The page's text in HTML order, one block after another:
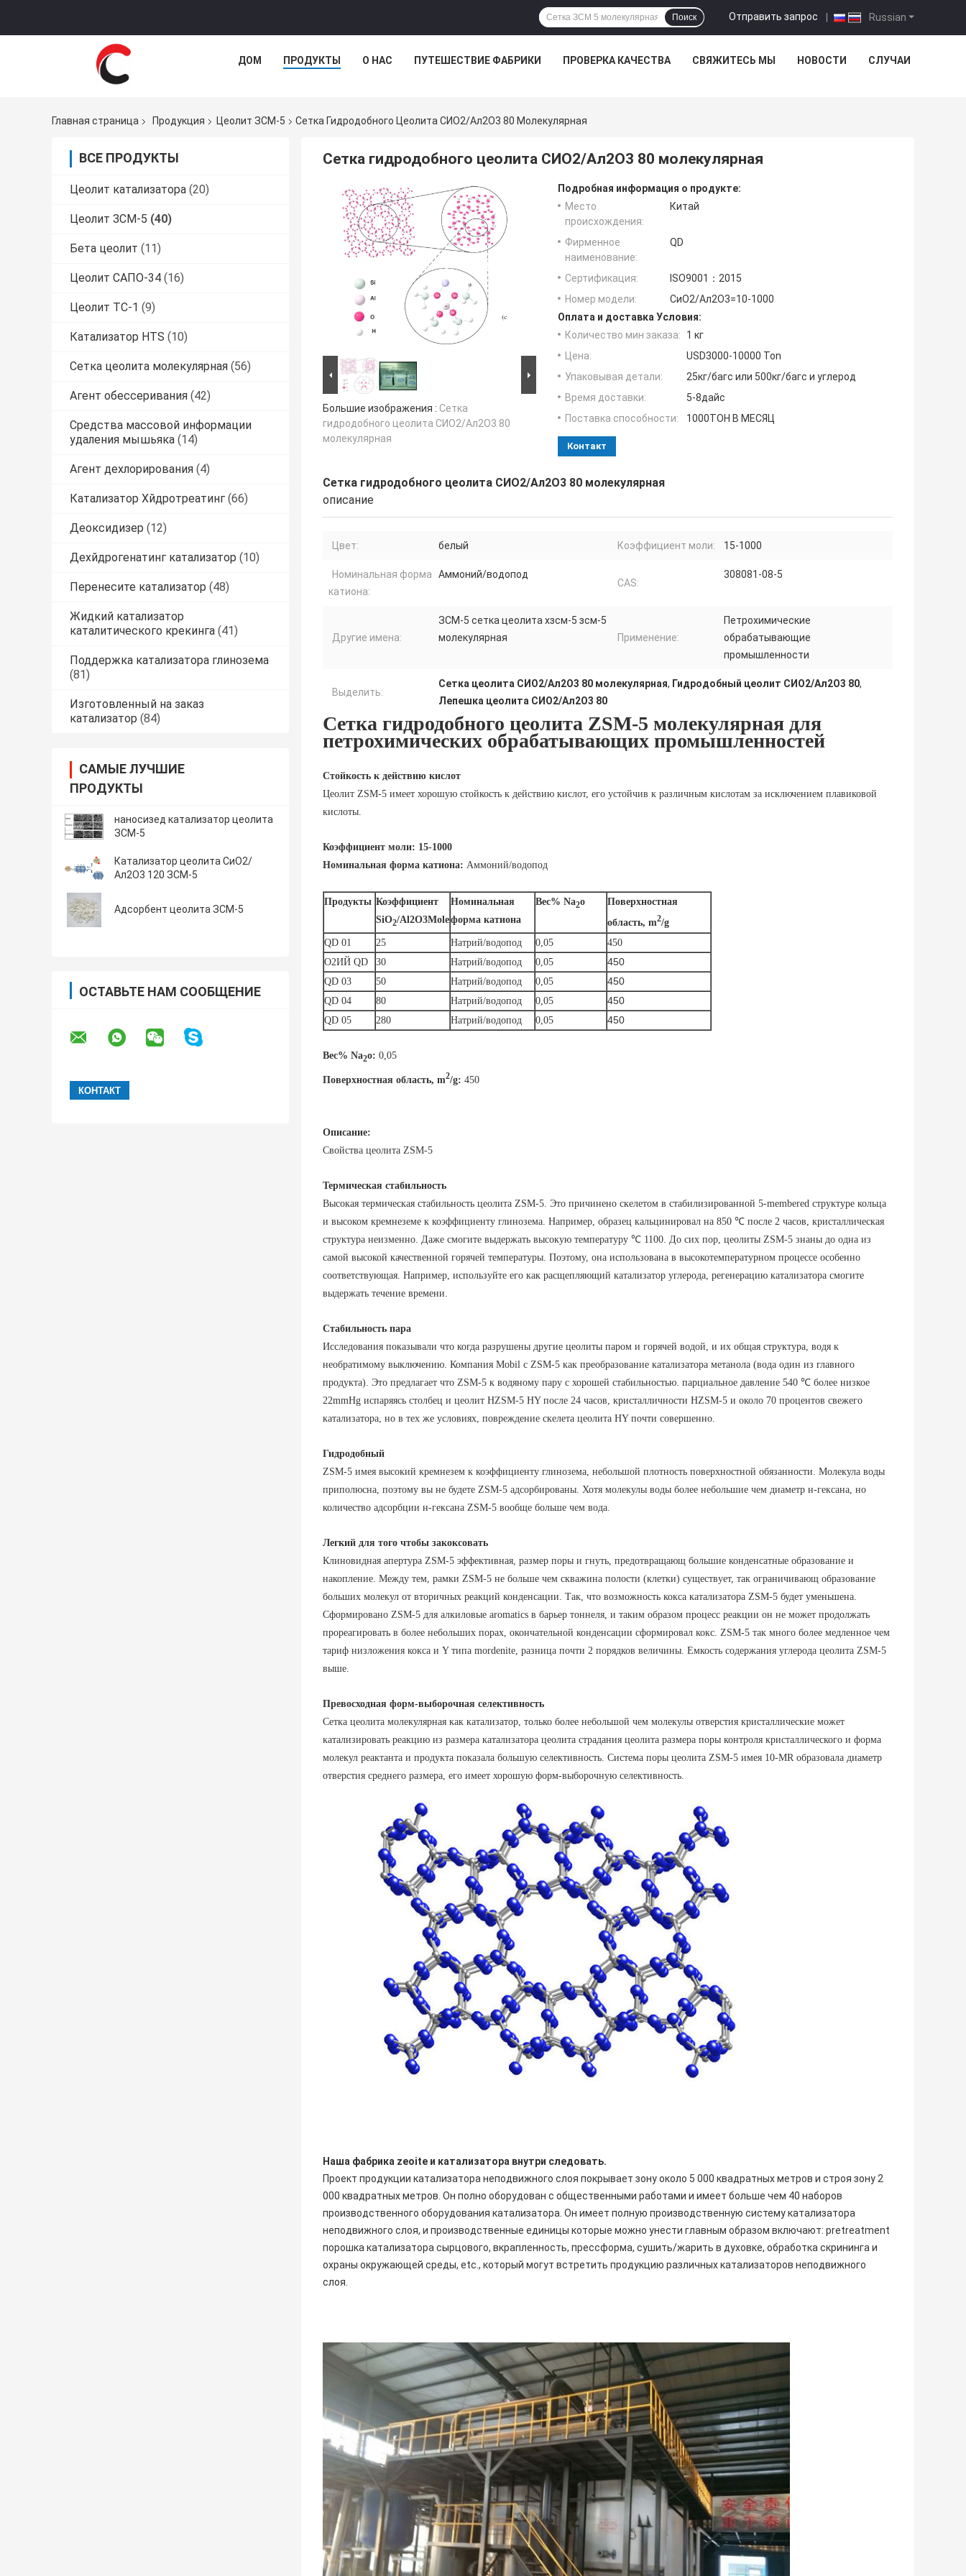
Russian
Отправить запрос |
Поиск
ДОМ ПРОДУКТЫ О НАС ПУТЕШЕСТВИЕ ФАБРИКИ ПРОВЕРКА КАЧЕСТВА СВЯЖИТЕСЬ МЫ НОВОСТИ СЛУЧАИ
Главная страница Продукция Цеолит ЗСМ-5 Сетка Гидродобного Цеолита СИО2/Ал2О3 80 Молекулярная
ВСЕ ПРОДУКТЫ
Цеолит катализатора (20)
Цеолит ЗСМ-5 (40)
Бета цеолит (11)
Цеолит САПО-34 (16)
Цеолит ТС-1 (9)
Катализатор HTS (10)
Сетка цеолита молекулярная (56)
Агент обессеривания (42)
Средства массовой информации
удаления мышьяка (14)
Агент дехлорирования (4)
Катализатор Хйдротреатинг (66)
Деоксидизер (12)
Дехйдрогенатинг катализатор (10)
Перенесите катализатор (48)
Жидкий катализатор
каталитического крекинга (41)
Поддержка катализатора глинозема
(81)
Изготовленный на заказ
катализатор (84)
САМЫЕ ЛУЧШИЕ
ПРОДУКТЫ
наносизед катализатор цеолита
ЗСМ-5
Катализатор цеолита СиО2/
Ал2О3 120 ЗСМ-5
Адсорбент цеолита ЗСМ-5
ОСТАВЬТЕ НАМ СООБЩЕНИЕ
Сетка гидродобного цеолита СИО2/Ал2О3 80 молекулярная
Большие изображения : Сетка
гидродобного цеолита СИО2/Ал2О3 80
молекулярная
Подробная информация о продукте:
Место
происхождения:
Китай
Фирменное
наименование:
QD
Сертификация:
ISO9001：2015
Номер модели:
СиО2/Ал2О3=10-1000
Оплата и доставка Условия:
Количество мин заказа:
1 кг
Цена:
USD3000-10000 Ton
Упаковывая детали:
25кг/багс или 500кг/багс и углерод
Время доставки:
5-8дайс
Поставка способности:
1000ТОН В МЕСЯЦ
Контакт
Сетка гидродобного цеолита СИО2/Ал2О3 80 молекулярная
описание
Цвет: белый Коэффициент моли: 15-1000
Номинальная форма
катиона:
Аммоний/водопод
CAS:
308081-08-5
Другие имена:
ЗСМ-5 сетка цеолита хзсм-5 зсм-5
молекулярная
Применение:
Петрохимические
обрабатывающие
промышленности
Выделить:
Сетка цеолита СИО2/Ал2О3 80 молекулярная, Гидродобный цеолит СИО2/Ал2О3 80,
Лепешка цеолита СИО2/Ал2О3 80
Сетка гидродобного цеолита ZSM-5 молекулярная для
петрохимических обрабатывающих промышленностей
Стойкость к действию кислот
Цеолит ZSM-5 имеет хорошую стойкость к действию кислот, его устойчив к различным кислотам за исключением плавиковой
кислоты.
Коэффициент моли: 15-1000
Номинальная форма катиона: Аммоний/водопод
Продукты Коэффициент
SiO2/Al2O3Mole
Номинальная
форма катиона
Вес% Na2o
Поверхностная
область, m2/g
QD 01
25 Натрий/водопод 0,05
450
O2ИЙ QD
30 Натрий/водопод 0,05 450
QD 03 50 Натрий/водопод 0,05 450
QD 04 80 Натрий/водопод 0,05 450
QD 05 280 Натрий/водопод 0,05 450
Вес% Na2o: 0,05
Поверхностная область, m2/g: 450
Описание:
Свойства цеолита ZSM-5
Термическая стабильность
Высокая термическая стабильность цеолита ZSM-5. Это причинено скелетом в стабилизированной 5-membered структуре кольца
и высоком кремнеземе к коэффициенту глинозема. Например, образец кальцинировал на 850 ℃ после 2 часов, кристаллическая
структура неизменно. Даже смогите выдержать высокую температуру ℃ 1100. До сих пор, цеолиты ZSM-5 знаны до одна из
самой высокой качественной горячей температуры. Поэтому, она использована в высокотемпературном процессе особенно
соответствующая. Например, используйте его как расщепляющий катализатор углерода, регенерацию катализатора смогите
выдержать течение времени.
Стабильность пара
Исследования показывали что когда разрушены другие цеолиты паром и горячей водой, и их общая структура, водя к
необратимому выключению. Компания Mobil с ZSM-5 как преобразование катализатора метанола (вода один из главного
продукта). Это предлагает что ZSM-5 к водяному пару с хорошей стабильностью. парциальное давление 540 ℃ более низкое
22mmHg испаряясь столбец и цеолит HZSM-5 HY после 24 часов, кристалличности HZSM-5 и около 70 процентов свежего
катализатора, но в тех же условиях, повреждение скелета цеолита HY почти совершенно.
Гидродобный
ZSM-5 имея высокий кремнезем к коэффициенту глинозема, небольшой плотность поверхностной обязанности. Молекула воды
приполюсна, поэтому вы не будете ZSM-5 адсорбированы. Хотя молекулы воды более небольшие чем диаметр н-гексана, но
количество адсорбции н-гексана ZSM-5 вообще больше чем вода.
Легкий для того чтобы закоксовать
Клиновидная апертура ZSM-5 эффективная, размер поры и гнуть, предотвращающ большие конденсатные образование и
накопление. Между тем, рамки ZSM-5 не больше чем скважина полости (клетки) существует, так ограничивающ образование
больших молекул от вторичных реакций конденсации. Так, что возможность кокса катализатора ZSM-5 будет уменьшена.
Сформировано ZSM-5 для алкиловые aromatics в барьер тоннеля, и таким образом процесс реакции он не может продолжать
прореагировать в более небольших порах, окончательной конденсации сформировал кокс. ZSM-5 так много более медленное чем
тариф низложения кокса и Y типа mordenite, разница почти 2 порядков величины. Емкость содержания углерода цеолита ZSM-5
выше.
Превосходная форм-выборочная селективность
Сетка цеолита молекулярная как катализатор, только более небольшой чем молекулы отверстия кристаллические может
катализировать реакцию из размера катализатора цеолита страдания цеолита размера поры контроля кристаллического и форма
молекул реактанта и продукта показала большую селективность. Система поры цеолита ZSM-5 имея 10-MR образовала диаметр
отверстия среднего размера, его имеет хорошую форм-выборочную селективность.
Наша фабрика zeoite и катализатора внутри следовать.
Проект продукции катализатора неподвижного слоя покрывает зону около 5 000 квадратных метров и строя зону 2
000 квадратных метров. Он полно оборудован с общественными работами и имеет больше чем 40 наборов
производственного оборудования катализатора. Он имеет полную производственную систему катализатора
неподвижного слоя, и производственные единицы которые можно унести главным образом включают: pretreatment
порошка катализатора сырцового, вкрапленность, прессформа, сушить/жарить в духовке, обработка скрининга и
охраны окружающей среды, etc., который могут встретить продукцию различных катализаторов неподвижного
слоя.